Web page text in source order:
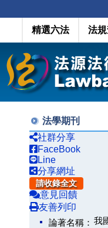
精選六法 法
法學期刊
社群分享
FaceBook
Line
分享網址
請收錄全文
意見回饋
友善列印
論著名稱： 我